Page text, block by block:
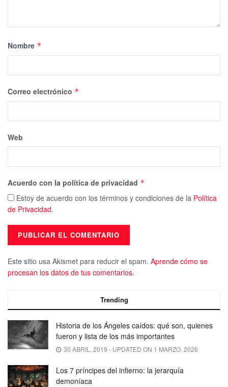
Nombre *
Correo electrónico *
Web
Acuerdo con la política de privacidad *
Estoy de acuerdo con los términos y condiciones de la Política
de Privacidad.
Este sitio usa Akismet para reducir el spam. Aprende cómo se
procesan los datos de tus comentarios.
Trending
Historia de los Ángeles caídos: qué son, quienes
fueron y lista de los más importantes
30 ABRIL, 2019 - UPDATED ON 1 MARZO, 2026
Los 7 príncipes del infierno: la jerarquía
demoníaca